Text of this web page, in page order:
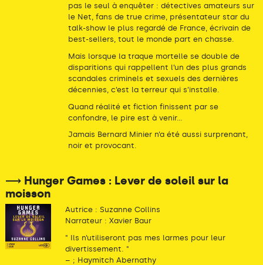
pas le seul à enquêter : détectives amateurs sur
le Net, fans de true crime, présentateur star du
talk-show le plus regardé de France, écrivain de
best-sellers, tout le monde part en chasse.
Mais lorsque la traque mortelle se double de
disparitions qui rappellent l’un des plus grands
scandales criminels et sexuels des dernières
décennies, c’est la terreur qui s’installe.
Quand réalité et fiction finissent par se
confondre, le pire est à venir...
Jamais Bernard Minier n’a été aussi surprenant,
noir et provocant.
⟶ Hunger Games : Lever de soleil sur la
moisson
Autrice : Suzanne Collins
Narrateur : Xavier Baur
" Ils n’utiliseront pas mes larmes pour leur
divertissement. "
– ; Haymitch Abernathy